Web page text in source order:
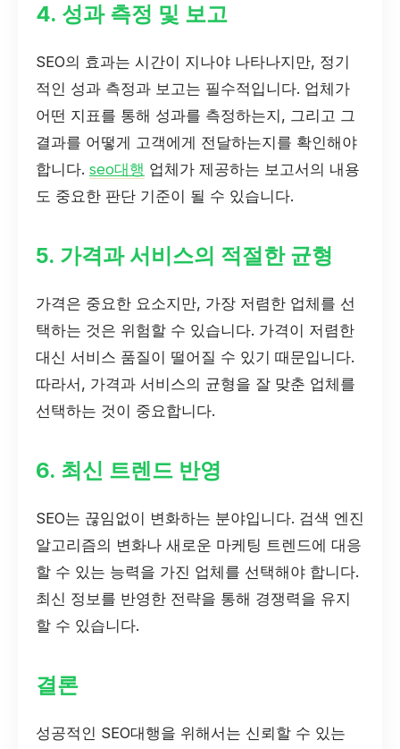
4. 성과 측정 및 보고
SEO의 효과는 시간이 지나야 나타나지만, 정기
적인 성과 측정과 보고는 필수적입니다. 업체가
어떤 지표를 통해 성과를 측정하는지, 그리고 그
결과를 어떻게 고객에게 전달하는지를 확인해야
합니다. seo대행 업체가 제공하는 보고서의 내용
도 중요한 판단 기준이 될 수 있습니다.
5. 가격과 서비스의 적절한 균형
가격은 중요한 요소지만, 가장 저렴한 업체를 선
택하는 것은 위험할 수 있습니다. 가격이 저렴한
대신 서비스 품질이 떨어질 수 있기 때문입니다.
따라서, 가격과 서비스의 균형을 잘 맞춘 업체를
선택하는 것이 중요합니다.
6. 최신 트렌드 반영
SEO는 끊임없이 변화하는 분야입니다. 검색 엔진
알고리즘의 변화나 새로운 마케팅 트렌드에 대응
할 수 있는 능력을 가진 업체를 선택해야 합니다.
최신 정보를 반영한 전략을 통해 경쟁력을 유지
할 수 있습니다.
결론
성공적인 SEO대행을 위해서는 신뢰할 수 있는